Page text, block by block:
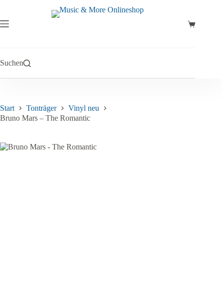
springen
Warenkorb
Suchen
Start Tonträger
Vinyl neu
Bruno Mars – The Romantic